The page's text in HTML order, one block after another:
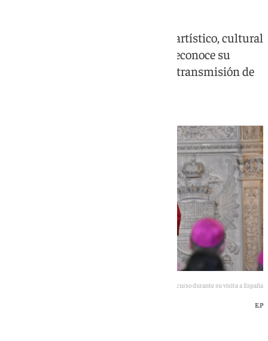
El Papa destaca el valor religioso, artístico, cultural
y musical de las hermandades y reconoce su
aportación a la vida eclesial y a la transmisión de
Imagen del Papa León XIV en su primer discurso durante su visita a España
E.P